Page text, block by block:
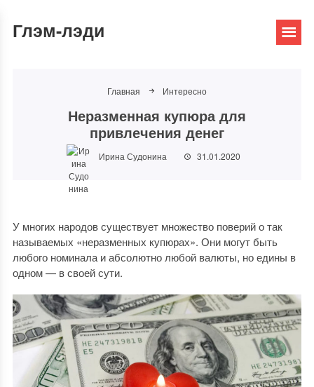
Глэм-лэди
Главная Интересно
Неразменная купюра для
привлечения денег
Ирина Судонина 31.01.2020
У многих народов существует множество поверий о так
называемых «неразменных купюрах». Они могут быть
любого номинала и абсолютно любой валюты, но едины в
одном — в своей сути.